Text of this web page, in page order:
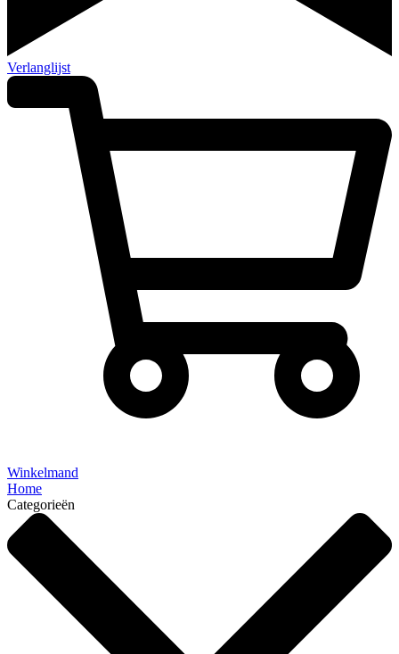
Verlanglijst
Winkelmand
Home
Categorieën